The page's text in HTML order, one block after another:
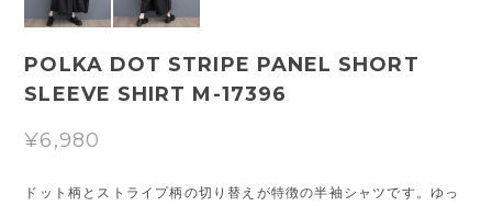
POLKA DOT STRIPE PANEL SHORT
SLEEVE SHIRT M-17396
¥6,980
ドット柄とストライプ柄の切り替えが特徴の半袖シャツです。ゆっ